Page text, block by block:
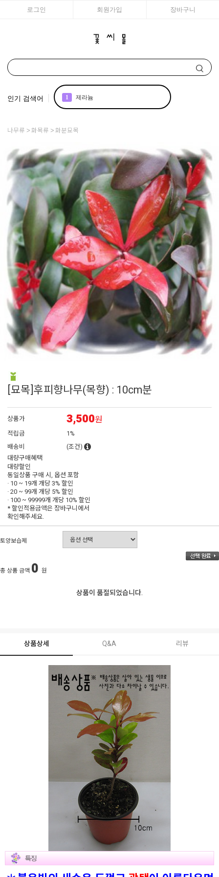
로그인 회원가입 장바구니
인기 검색어 1 제라늄
4 리갈
5 아이비
6 꽃씨
7 매발톱
8 리갈 제라늄
9 접시꽃
10 플록스
나무류 화목류 화분묘목
[묘목]후피향나무(목향) : 10cm분
상품가 3,500원
적립금
1%
배송비
(조건)
대량구매혜택
대량할인
동일상품 구매 시, 옵션 포함
· 10 ~ 19개 개당3% 할인
· 20 ~ 99개 개당 5% 할인
· 100 ~ 99999개 개당 10% 할인
* 할인적용금액은 장바구니에서
확인해주세요.
토양보습제
총 상품 금액 0 원
상품이 품절되었습니다.
상품상세 Q&A 리뷰